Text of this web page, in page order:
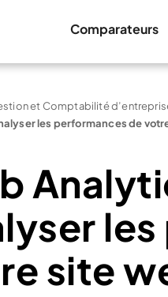
Comparateurs
et Comptabilité
les performances de
site